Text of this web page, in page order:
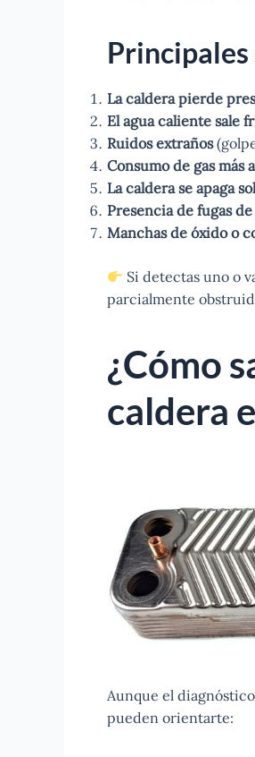
Principales
La caldera pierde
El agua caliente sale
Ruidos extraños
Consumo de gas más
La caldera se apaga
Presencia de fugas de
Manchas de óxido o
Si detectas uno o
parcialmente
¿Cómo
caldera
Aunque el
pueden orientarte: